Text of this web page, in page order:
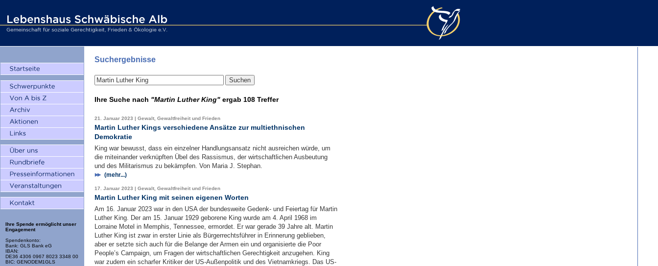
Ihre Spende ermöglicht unser
Engagement
Spendenkonto:
Bank: GLS Bank eG
IBAN:
DE36 4306 0967 8023 3348 00
BIC: GENODEM1GLS
Suchergebnisse
Ihre Suche nach "Martin Luther King" ergab 108 Treffer
21. Januar 2023 | Gewalt, Gewaltfreiheit und Frieden
Martin Luther Kings verschiedene Ansätze zur multiethnischen
Demokratie
King war bewusst, dass ein einzelner Handlungsansatz nicht ausreichen würde, um
die miteinander verknüpften Übel des Rassismus, der wirtschaftlichen Ausbeutung
und des Militarismus zu bekämpfen. Von Maria J. Stephan.
(mehr...)
17. Januar 2023 | Gewalt, Gewaltfreiheit und Frieden
Martin Luther King mit seinen eigenen Worten
Am 16. Januar 2023 war in den USA der bundesweite Gedenk- und Feiertag für Martin
Luther King. Der am 15. Januar 1929 geborene King wurde am 4. April 1968 im
Lorraine Motel in Memphis, Tennessee, ermordet. Er war gerade 39 Jahre alt. Martin
Luther King ist zwar in erster Linie als Bürgerrechtsführer in Erinnerung geblieben,
aber er setzte sich auch für die Belange der Armen ein und organisierte die Poor
People’s Campaign, um Fragen der wirtschaftlichen Gerechtigkeit anzugehen. King
war zudem ein scharfer Kritiker der US-Außenpolitik und des Vietnamkriegs. Das US-